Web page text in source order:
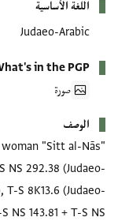
اللغة الأساسية
Judaeo-Arabic
in the PGP
صورة
الوصف
woman "Sitt al-Nās"
NS 292.38 (Judaeo-
T-S 8K13.6 (Judaeo-
NS 143.81 + T-S NS